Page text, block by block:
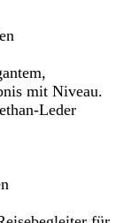
mit Niveau.
Leder